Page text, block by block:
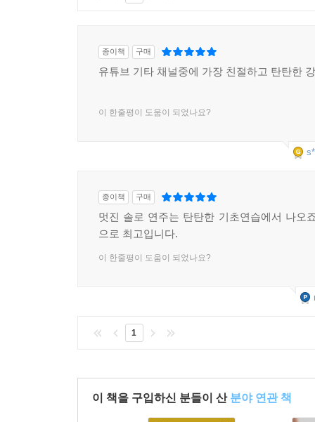
종이책 구매
유튜브 기타 채널중에 가장 친절하고 탄탄한
이 한줄평이 도움이 되었나요?
종이책 구매
멋진 솔로 연주는 탄탄한 기초연습에서 나오
으로 최고입니다.
이 한줄평이 도움이 되었나요?
1
이 책을 구입하신 분들이 산 분야 연관 책